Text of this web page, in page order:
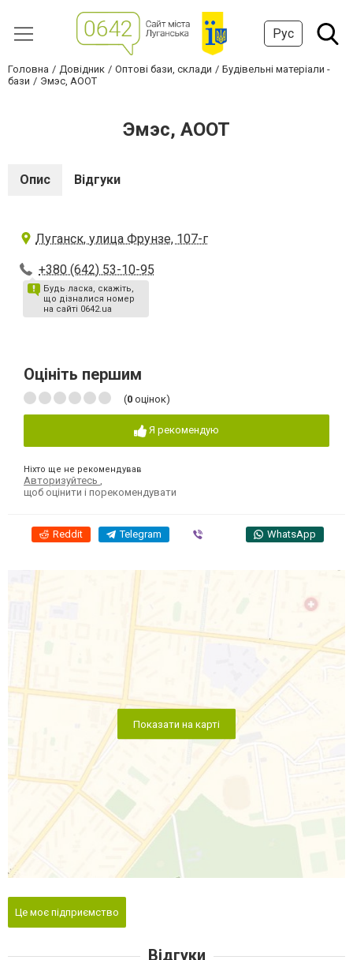
Рус
Головна Довідник Оптові бази, склади
Будівельні матеріали -
бази
Эмэс, АООТ
Эмэс, АООТ
Опис Відгуки
Луганск, улица Фрунзе, 107-г
+380 (642) 53-10-95
Будь ласка, скажіть,
що дізналися номер
на сайті 0642.ua
Оцініть першим
(0 оцінок)
Я рекомендую
Ніхто ще не рекомендував
Авторизуйтесь
щоб оцінити і порекомендувати
Reddit Telegram WhatsApp
Показати на карті
Це моє підприємство
Відгуки